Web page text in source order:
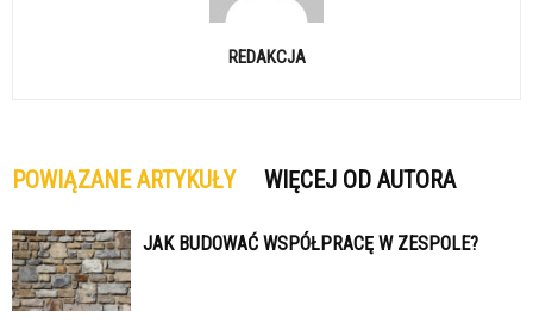
REDAKCJA
POWIĄZANE ARTYKUŁY WIĘCEJ OD AUTORA
JAK BUDOWAĆ WSPÓŁPRACĘ W ZESPOLE?